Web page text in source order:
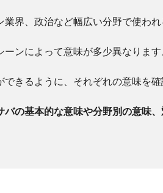
業界、政治など幅広い分野で使われ
ンによって意味が多少異なります
きるように、それぞれの意味を確
バの基本的な意味や分野別の意味